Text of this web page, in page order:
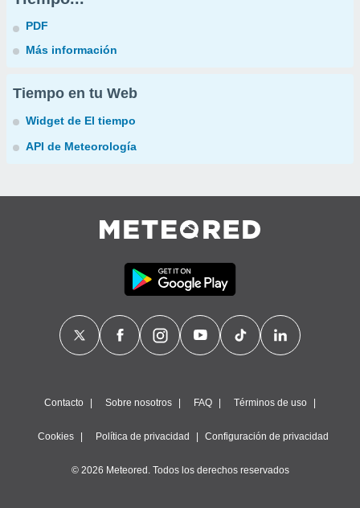
PDF
Más información
Tiempo en tu Web
Widget de El tiempo
API de Meteorología
Contacto Sobre nosotros FAQ Términos de uso
Cookies Política de privacidad Configuración de privacidad
© 2026 Meteored. Todos los derechos reservados